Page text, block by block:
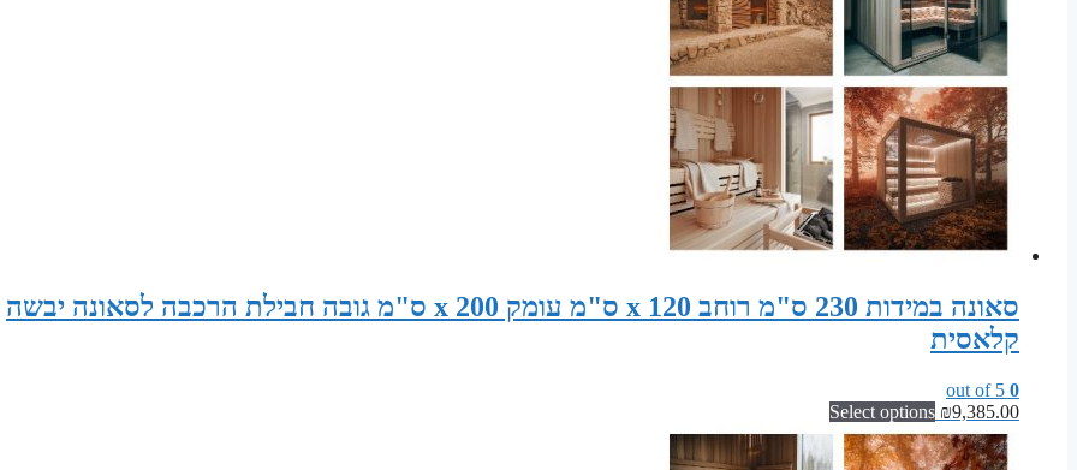
סאונה במידות 230 ס"מ רוחב x 120 ס"מ עומק x 200 ס"מ גובה חבילת הרכבה לסאונה יבשה
קלאסית
0
₪9,385.00
Select options